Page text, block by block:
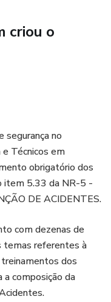
criou o
segurança no
e Técnicos em
obrigatório dos
item 5.33 da NR-5 -
DE ACIDENTES.
com dezenas de
temas referentes à
dos
composição da